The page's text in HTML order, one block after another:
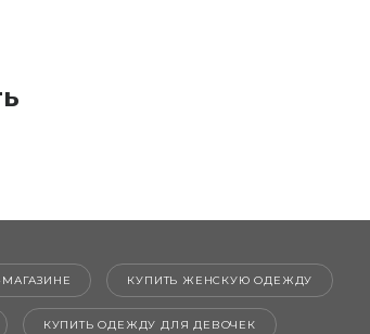
КУПИТЬ ЖЕНСКУЮ ОДЕЖДУ
КУПИТЬ ОДЕЖДУ ДЛЯ ДЕВОЧЕК